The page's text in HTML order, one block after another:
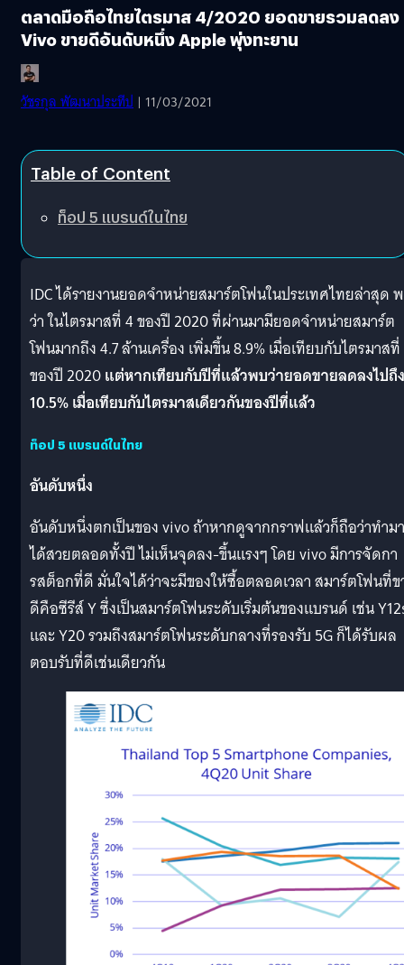
ตลาดมือถือไทยไตรมาส 4/2020 ยอดขายรวมลดลง
Vivo ขายดีอันดับหนึ่ง Apple พุ่งทะยาน
วัชรกุล พัฒนาประทีป | 11/03/2021
Table of Content
ท็อป 5 แบรนด์ในไทย
IDC ได้รายงานยอดจำหน่ายสมาร์ตโฟนในประเทศไทยล่าสุด
ว่า ในไตรมาสที่ 4 ของปี 2020 ที่ผ่านมามียอดจำหน่ายสมาร์ต
โฟนมากถึง 4.7 ล้านเครื่อง เพิ่มขึ้น 8.9% เมื่อเทียบกับไตรมาส
ของปี 2020แต่หากเทียบกับปีที่แล้วพบว่ายอดขายลดลงไปถึง
10.5% เมื่อเทียบกับไตรมาสเดียวกันของปีที่แล้ว
ท็อป 5 แบรนด์ในไทย
อันดับหนึ่ง
อันดับหนึ่งตกเป็นของ vivo ถ้าหากดูจากกราฟแล้วก็ถือว่าทำมา
ได้สวยตลอดทั้งปี ไม่เห็นจุดลง-ขึ้นแรงๆ โดย vivo มีการจัดกา
รสต็อกที่ดี มั่นใจได้ว่าจะมีของให้ซื้อตลอดเวลา สมาร์ตโฟนที่
ดีคือซีรีส์ Y ซึ่งเป็นสมาร์ตโฟนระดับเริ่มต้นของแบรนด์ เช่น
และ Y20 รวมถึงสมาร์ตโฟนระดับกลางที่รองรับ 5G ก็ได้รับผล
ตอบรับที่ดีเช่นเดียวกัน